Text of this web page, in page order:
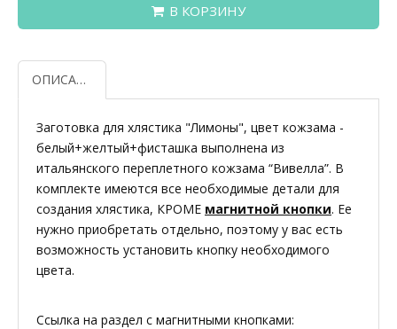
В КОРЗИНУ
ОПИСАНИЕ
Заготовка для хлястика "Лимоны", цвет кожзама -
белый+желтый+фисташка выполнена из
итальянского переплетного кожзама “Вивелла”. В
комплекте имеются все необходимые детали для
создания хлястика, КРОМЕ магнитной кнопки. Ее
нужно приобретать отдельно, поэтому у вас есть
возможность установить кнопку необходимого
цвета.
Ссылка на раздел с магнитными кнопками: